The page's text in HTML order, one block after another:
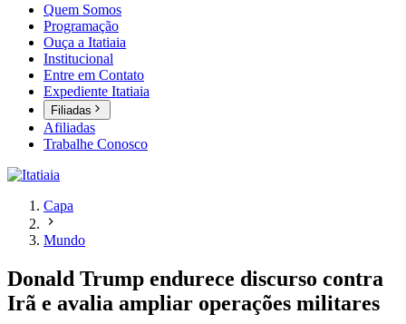
Quem Somos
Programação
Ouça a Itatiaia
Institucional
Entre em Contato
Expediente Itatiaia
Filiadas
Afiliadas
Trabalhe Conosco
Capa
Mundo
Donald Trump endurece discurso contra
Irã e avalia ampliar operações militares